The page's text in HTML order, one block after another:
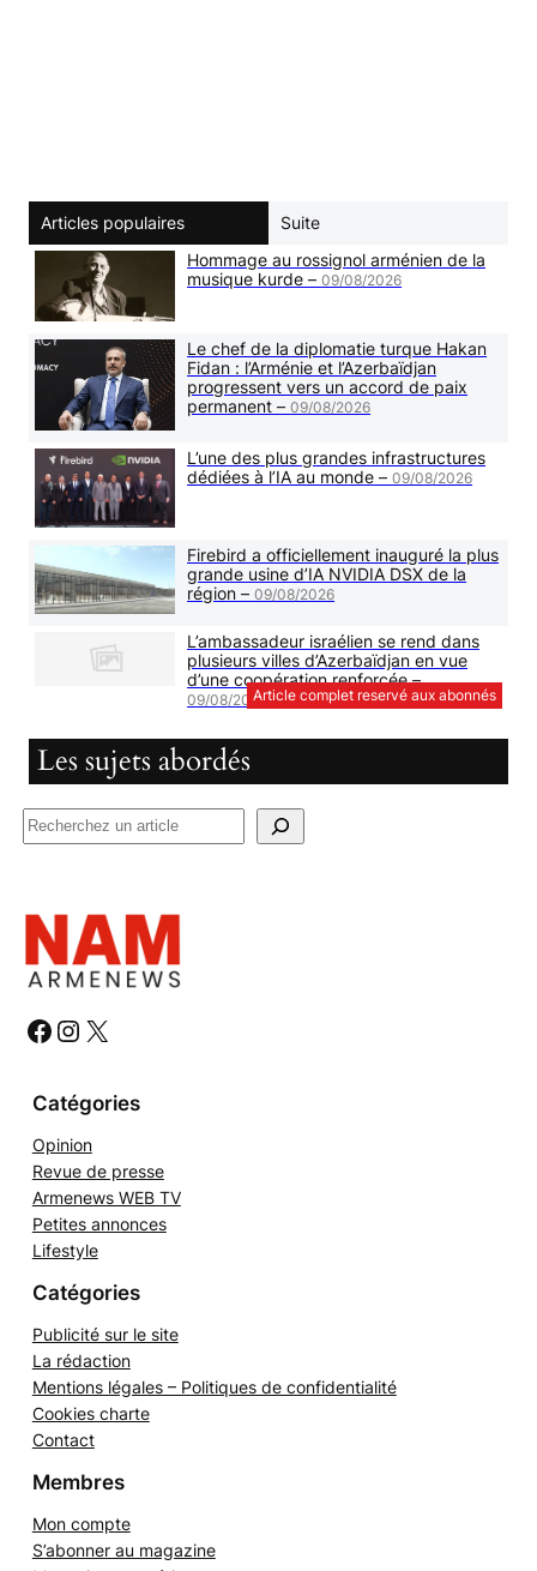
Articles populaires
Suite
Hommage au rossignol arménien de la
musique kurde –09/08/2026
Le chef de la diplomatie turque Hakan
Fidan : l’Arménie et l’Azerbaïdjan
progressent vers un accord de paix
permanent –09/08/2026
L’une des plus grandes infrastructures
dédiées à l’IA au monde –09/08/2026
Firebird a officiellement inauguré la plus
grande usine d’IA NVIDIA DSX de la
région –09/08/2026
Article complet reservé aux abonnés
L’ambassadeur israélien se rend dans
plusieurs villes d’Azerbaïdjan en vue
d’une coopération renforcée –
09/08/2026
Les sujets abordés
R
h
h
# # #
Catégories
Opinion
Revue de presse
Armenews WEB TV
Petites annonces
Lifestyle
Catégories
Publicité sur le site
La rédaction
Mentions légales – Politiques de confidentialité
Cookies charte
Contact
Membres
Mon compte
S’abonner au magazine